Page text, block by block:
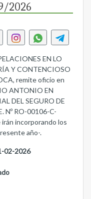
2026
EN LO
Y CONTENCIOSO
remite oficio en
ANTONIO EN
DEL SEGURO DE
Nº RO-00106-C-
incorporando los
año-.
02-2026